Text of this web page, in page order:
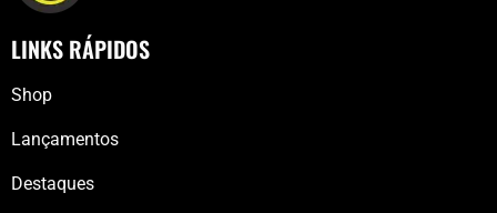
LINKS RÁPIDOS
Shop
Lançamentos
Destaques